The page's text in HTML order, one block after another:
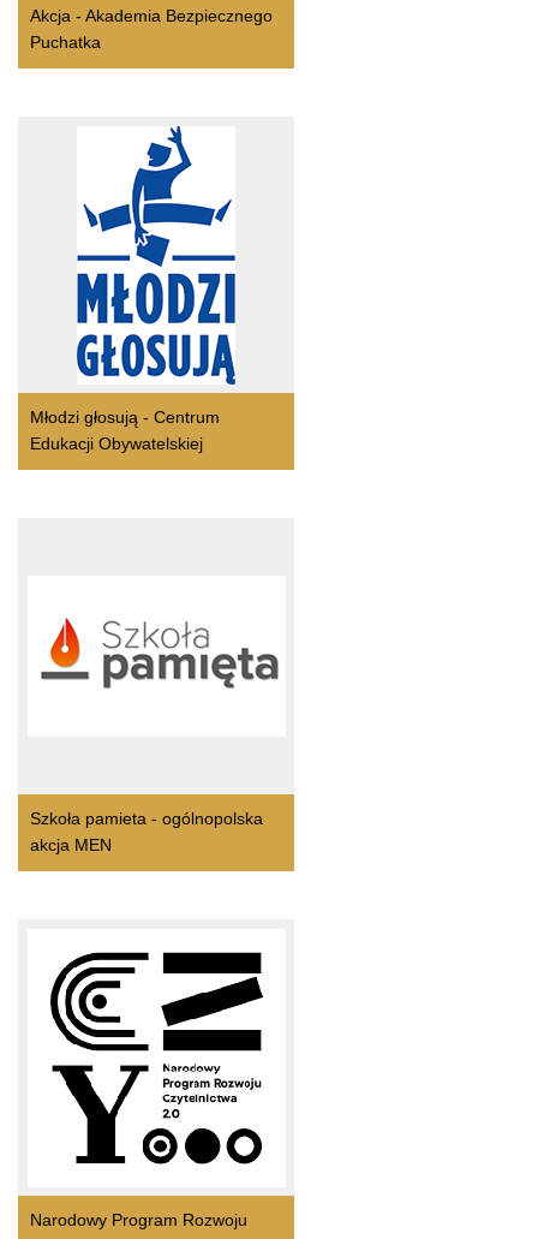
Akcja - Akademia Bezpiecznego
Puchatka
Młodzi głosują - Centrum
Edukacji Obywatelskiej
Szkoła pamieta - ogólnopolska
akcja MEN
Narodowy Program Rozwoju